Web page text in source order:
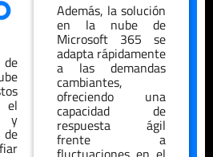
el
y
Además, la solución
en la nube de
Microsoft 365 se
adapta rápidamente
a las demandas
cambiantes,
ofreciendo una
capacidad de
respuesta ágil
frente a